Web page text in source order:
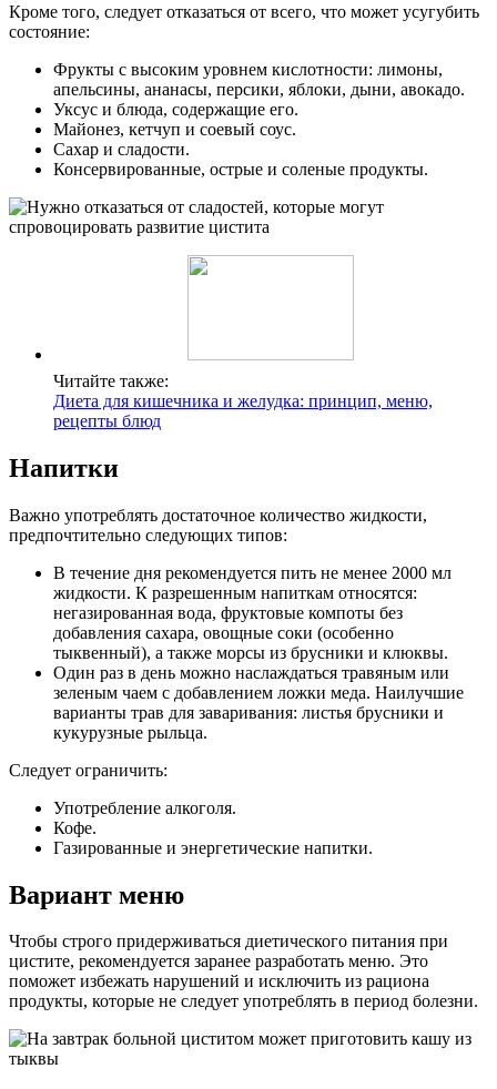
Кроме того, следует отказаться от всего, что может усугубить
состояние:
Фрукты с высоким уровнем кислотности: лимоны,
апельсины, ананасы, персики, яблоки, дыни, авокадо.
Уксус и блюда, содержащие его.
Майонез, кетчуп и соевый соус.
Сахар и сладости.
Консервированные, острые и соленые продукты.
Читайте также:
Диета для кишечника и желудка: принцип, меню,
рецепты блюд
Напитки
Важно употреблять достаточное количество жидкости,
предпочтительно следующих типов:
В течение дня рекомендуется пить не менее 2000 мл
жидкости. К разрешенным напиткам относятся:
негазированная вода, фруктовые компоты без
добавления сахара, овощные соки (особенно
тыквенный), а также морсы из брусники и клюквы.
Один раз в день можно наслаждаться травяным или
зеленым чаем с добавлением ложки меда. Наилучшие
варианты трав для заваривания: листья брусники и
кукурузные рыльца.
Следует ограничить:
Употребление алкоголя.
Кофе.
Газированные и энергетические напитки.
Вариант меню
Чтобы строго придерживаться диетического питания при
цистите, рекомендуется заранее разработать меню. Это
поможет избежать нарушений и исключить из рациона
продукты, которые не следует употреблять в период болезни.